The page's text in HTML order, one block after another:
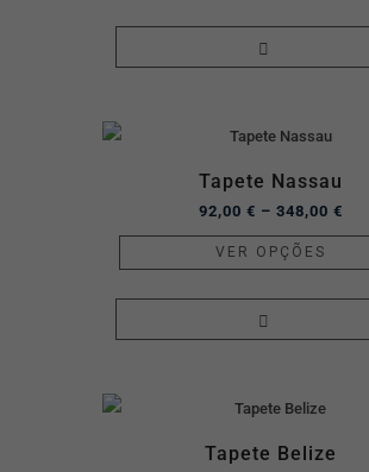
Tapete Nassau
92,00€ – 348,00€
VER OPÇÕES
Tapete Belize